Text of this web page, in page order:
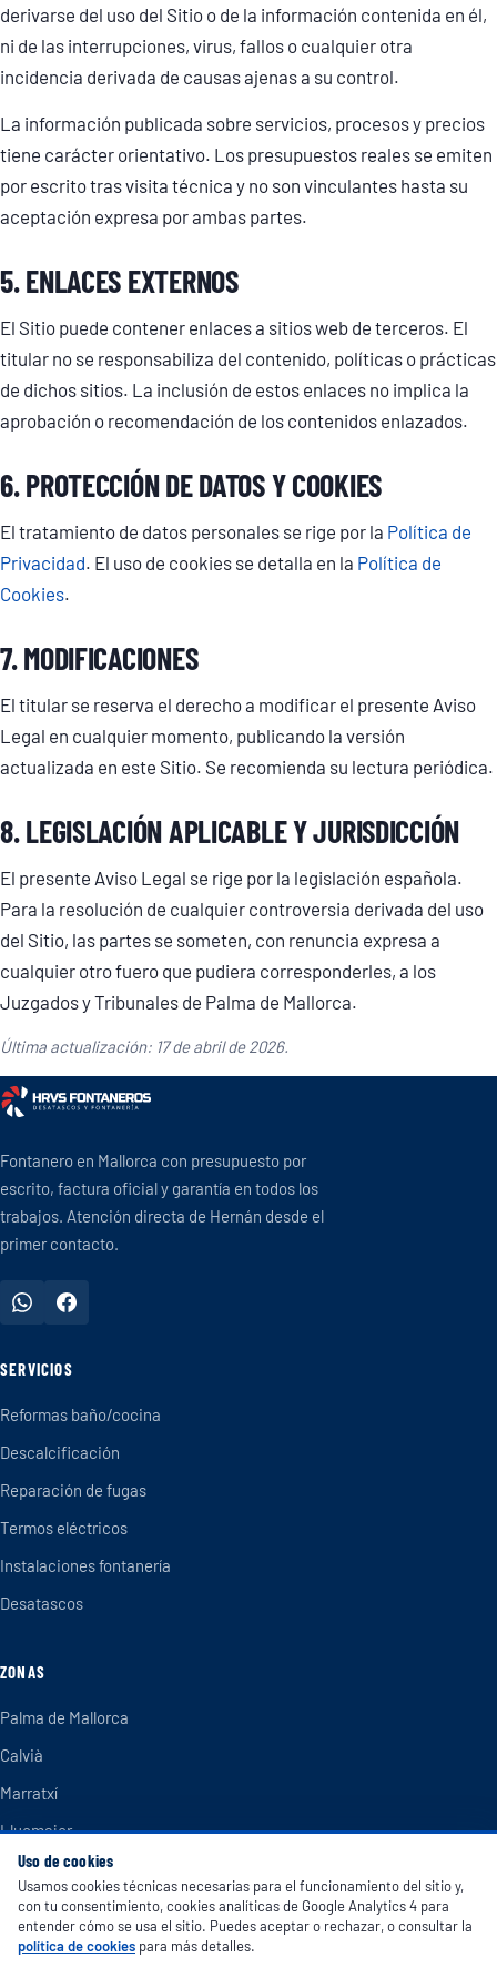
derivarse del uso del Sitio o de la información contenida en él,
ni de las interrupciones, virus, fallos o cualquier otra
incidencia derivada de causas ajenas a su control.
La información publicada sobre servicios, procesos y precios
tiene carácter orientativo. Los presupuestos reales se emiten
por escrito tras visita técnica y no son vinculantes hasta su
aceptación expresa por ambas partes.
5. ENLACES EXTERNOS
El Sitio puede contener enlaces a sitios web de terceros. El
titular no se responsabiliza del contenido, políticas o prácticas
de dichos sitios. La inclusión de estos enlaces no implica la
aprobación o recomendación de los contenidos enlazados.
6. PROTECCIÓN DE DATOS Y COOKIES
El tratamiento de datos personales se rige por la Política de
Privacidad. El uso de cookies se detalla en la Política de
Cookies.
7. MODIFICACIONES
El titular se reserva el derecho a modificar el presente Aviso
Legal en cualquier momento, publicando la versión
actualizada en este Sitio. Se recomienda su lectura periódica.
8. LEGISLACIÓN APLICABLE Y JURISDICCIÓN
El presente Aviso Legal se rige por la legislación española.
Para la resolución de cualquier controversia derivada del uso
del Sitio, las partes se someten, con renuncia expresa a
cualquier otro fuero que pudiera corresponderles, a los
Juzgados y Tribunales de Palma de Mallorca.
Última actualización: 17 de abril de 2026.
Fontanero en Mallorca con presupuesto por
escrito, factura oficial y garantía en todos los
trabajos. Atención directa de Hernán desde el
primer contacto.
SERVICIOS
Reformas baño/cocina
Descalcificación
Reparación de fugas
Termos eléctricos
Instalaciones fontanería
Desatascos
ZONAS
Palma de Mallorca
Calvià
Marratxí
Llucmajor
Inca
Andratx
Sóller
Uso de cookies
Usamos cookies técnicas necesarias para el funcionamiento del sitio y,
con tu consentimiento, cookies analíticas de Google Analytics 4 para
entender cómo se usa el sitio. Puedes aceptar o rechazar, o consultar la
política de cookies para más detalles.